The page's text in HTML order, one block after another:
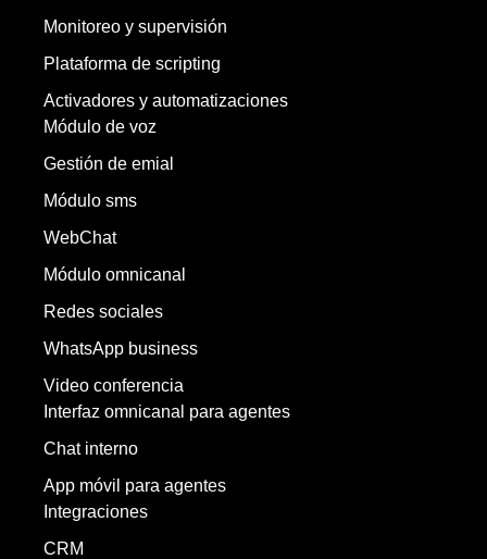
Monitoreo y supervisión
Plataforma de scripting
Activadores y automatizaciones
Módulo de voz
Gestión de emial
Módulo sms
WebChat
Módulo omnicanal
Redes sociales
WhatsApp business
Video conferencia
Interfaz omnicanal para agentes
Chat interno
App móvil para agentes
Integraciones
CRM